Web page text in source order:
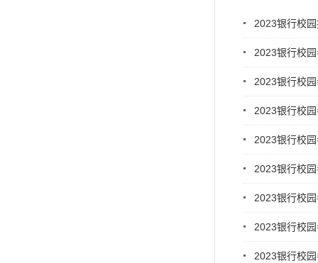
2023银行校
2023银行校
2023银行校
2023银行校
2023银行校
2023银行校
2023银行校
2023银行校
2023银行校